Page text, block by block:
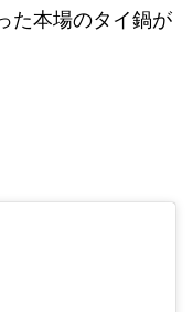
た本場のタイ鍋が